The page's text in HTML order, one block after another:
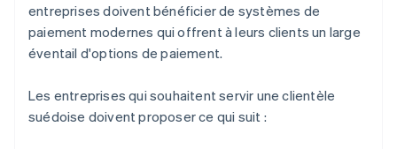
entreprises doivent bénéficier de systèmes de
paiement modernes qui offrent à leurs clients un large
éventail d'options de paiement.
Les entreprises qui souhaitent servir une clientèle
suédoise doivent proposer ce qui suit :